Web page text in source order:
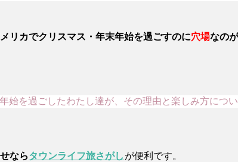
リカでクリスマス・年末年始を過ごすのに穴場なの
始を過ごしたわたし達が、その理由と楽しみ方につい
ならタウンライフ旅さがし が便利です。